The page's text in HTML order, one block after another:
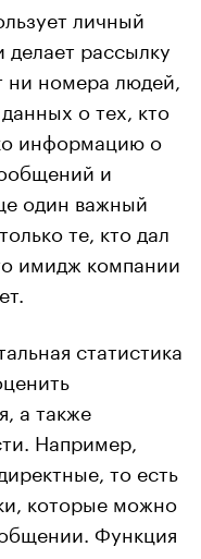
личный
делает рассылку
ни номера людей,
о тех, кто
информацию о
и
один важный
те, кто дал
имидж компании
статистика
а также
Например,
то есть
которые можно
Функция